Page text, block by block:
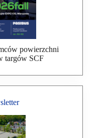
powierzchni
targów SCF